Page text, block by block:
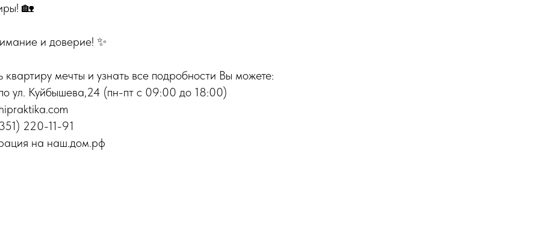
🏡
и доверие! ✨
мечты и узнать все подробности Вы можете:
ул. Куйбышева,24 (пн-пт с 09:00 до 18:00)
220-11-91
на наш.дом.рф